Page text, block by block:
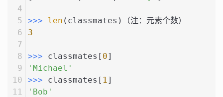
>>> len (classmates)（注：元素个数）
3
>>> classmates[ 0]
'Michael'
>>> classmates[ 1]
'Bob'